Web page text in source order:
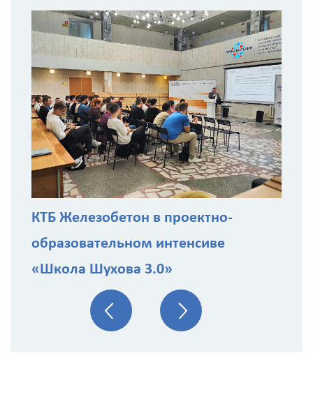
КТБ Железобетон в проектно-
образовательном интенсиве
«Школа Шухова 3.0»